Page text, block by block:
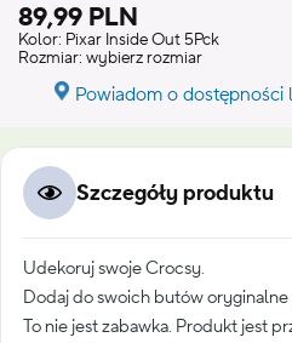
89,99 PLN
Kolor: Pixar Inside Out 5Pck
Rozmiar: wybierz rozmiar
Powiadom o
Szczegóły produktu
Udekoruj swoje Crocsy.
Dodaj do swoich butów
To nie jest zabawka. Produkt jest